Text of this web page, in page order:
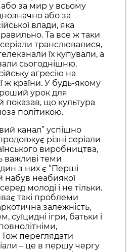
або за мир у всьому
або за
влади, яка
Та все ж таки
транслювалися,
їх купували, а
сьогоднішню,
агресію на
ж країни. У будь-якому
урок для
показав, що культура
політикою.
канал” успішно
різні серіали
виробництва,
важливі теми
з них є “Перші
набув неабиякої
молоді і не тільки.
такі проблеми
залежність,
суїцидні ігри, батьки і
переглядати
– це в першу чергу